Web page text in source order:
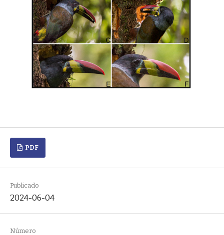
PDF
Publicado
2024-06-04
Número